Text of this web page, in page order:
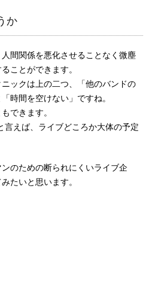
か
間関係を悪化させることなく微塵
ことができます。
ックは上の二つ、「他のバンドの
時間を空けない」ですね。
できます。
言えば、ライブどころか大体の予定
のための断られにくいライブ企
たいと思います。